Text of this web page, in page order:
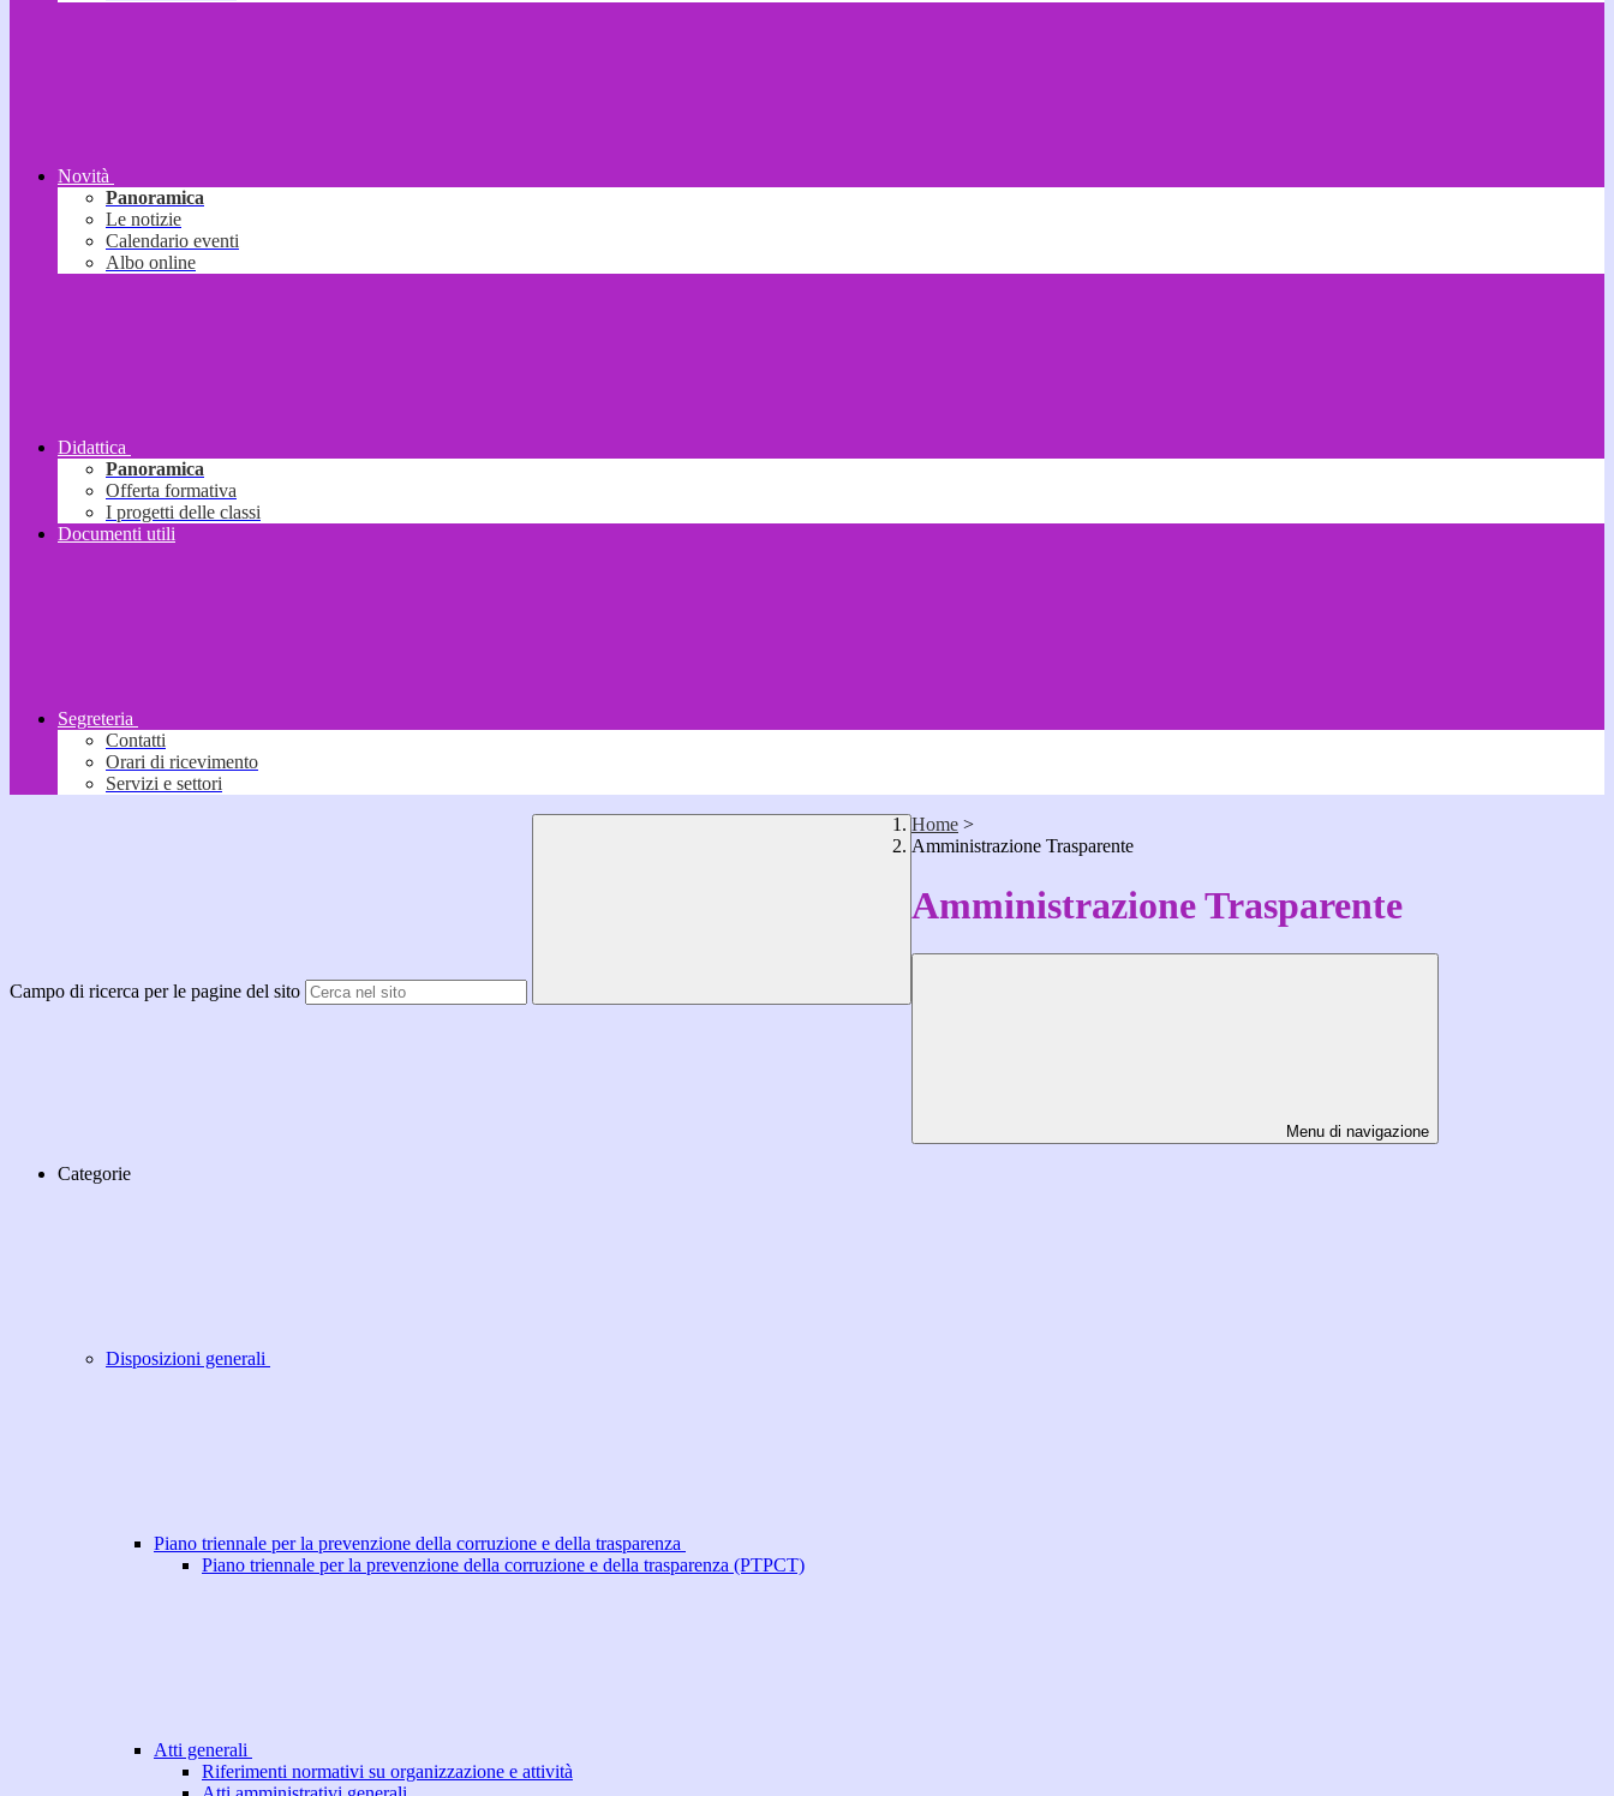
Novità
Panoramica
Le notizie
Calendario eventi
Albo online
Didattica
Panoramica
Offerta formativa
I progetti delle classi
Documenti utili
Segreteria
Contatti
Orari di ricevimento
Servizi e settori
Campo di ricerca per le pagine del sito
Home >
Amministrazione Trasparente
Amministrazione Trasparente
Menu di navigazione
Categorie
Disposizioni generali
Piano triennale per la prevenzione della corruzione e della trasparenza
Piano triennale per la prevenzione della corruzione e della trasparenza (PTPCT)
Atti generali
Riferimenti normativi su organizzazione e attività